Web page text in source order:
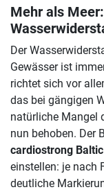
Mehr als
Der
Gewässer ist
richtet sich vor
das bei gängigen
natürliche Mangel
nun behoben. Der
cardiostrong
einstellen: je nach
deutliche